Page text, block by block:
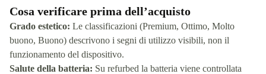
Cosa verificare prima dell’acquisto
Grado estetico: Le classificazioni (Premium, Ottimo, Molto
buono, Buono) descrivono i segni di utilizzo visibili, non il
funzionamento del dispositivo.
Salute della batteria: Su refurbed la batteria viene controllata